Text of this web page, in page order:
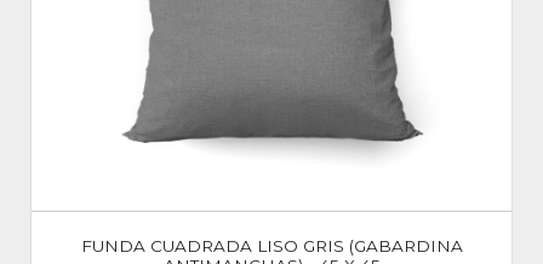
FUNDA CUADRADA LISO GRIS (GABARDINA